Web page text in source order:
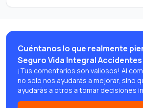
Cuéntanos lo que realmente
Seguro Vida Integral Accidentes
¡Tus comentarios son valiosos! Al
no solo nos ayudarás a mejorar, sino
ayudarás a otros a tomar decisiones